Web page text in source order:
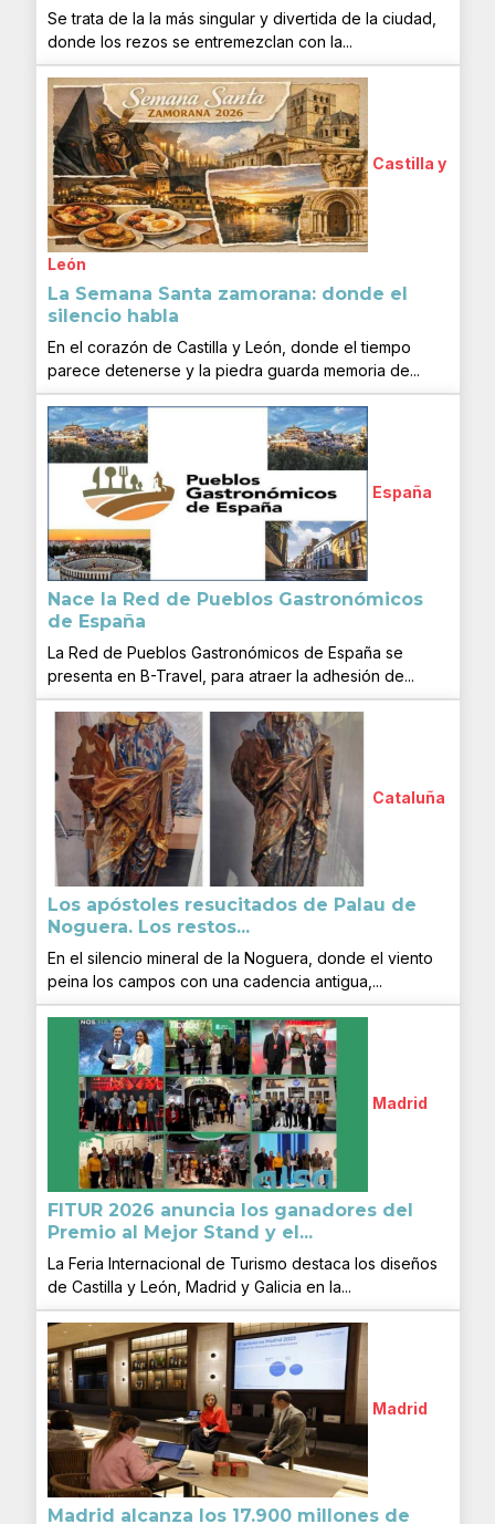
Se trata de la la más singular y divertida de la ciudad,
donde los rezos se entremezclan con la...
Castilla y
León
La Semana Santa zamorana: donde el
silencio habla
En el corazón de Castilla y León, donde el tiempo
parece detenerse y la piedra guarda memoria de...
España
Nace la Red de Pueblos Gastronómicos
de España
La Red de Pueblos Gastronómicos de España se
presenta en B-Travel, para atraer la adhesión de...
Cataluña
Los apóstoles resucitados de Palau de
Noguera. Los restos...
En el silencio mineral de la Noguera, donde el viento
peina los campos con una cadencia antigua,...
Madrid
FITUR 2026 anuncia los ganadores del
Premio al Mejor Stand y el...
La Feria Internacional de Turismo destaca los diseños
de Castilla y León, Madrid y Galicia en la...
Madrid
Madrid alcanza los 17.900 millones de